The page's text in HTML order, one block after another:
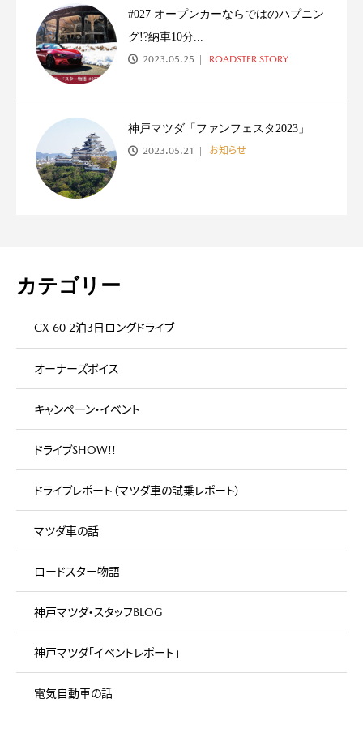
#027 オープンカーならではのハプニン
グ!?納車10分...
2023.05.25 ROADSTER STORY
神戸マツダ「ファンフェスタ2023」
2023.05.21 お知らせ
カテゴリー
CX-60 2泊3日ロングドライブ
オーナーズボイス
キャンペーン・イベント
ドライブSHOW!!
ドライブレポート（マツダ車の試乗レポート）
マツダ車の話
ロードスター物語
神戸マツダ・スタッフBLOG
神戸マツダ「イベントレポート」
電気自動車の話